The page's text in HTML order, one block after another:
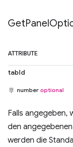
GetPanel
ATTRIBUTE
tabId
number optional
Falls angegeben,
den
werden die